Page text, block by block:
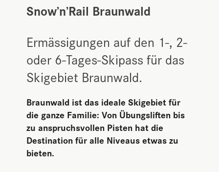
Snow’n’Rail Braunwald
Ermässigungen auf den 1-, 2-
oder 6-Tages-Skipass für das
Skigebiet Braunwald.
Braunwald ist das ideale Skigebiet für
die ganze Familie: Von Übungsliften bis
zu anspruchsvollen Pisten hat die
Destination für alle Niveaus etwas zu
bieten.